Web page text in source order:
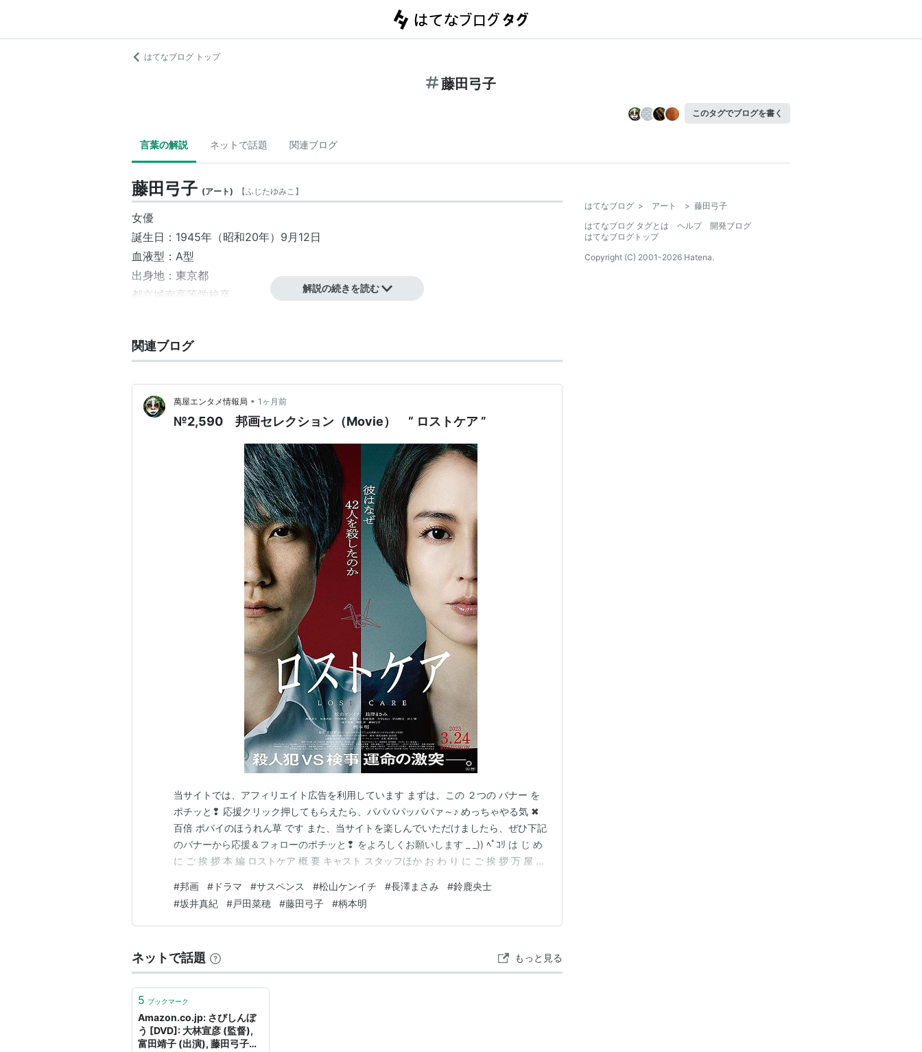
はてなブログ トップ
藤田弓子
このタグでブログを書く
言葉の解説 ネットで話題 関連ブログ
藤田弓子 (アート) 【ふじたゆみこ 】
女優
誕生日：1945年（昭和20年）9月12日
血液型：A型
出身地：東京都
都立城南高等学校卒
1968年、NHK朝の連続テレビ小説「あしたこそ」のヒロインに抜擢。
1984年、放送作家の河野洋と結婚。
1985年公開の映画「さびしんぼう」で第14回キネマ旬報ベスト・テン最優秀助演女
優賞、第9回アカデミー賞助演女優賞受賞（「瀬降り物語」も含む）受賞。
NHK朝のテレビ小説あしたこそ
NHK朝のテレビ小説マー姉ちゃん
ビートたけしの刑事ヨロシク
欽ちゃんの仮装大賞
連想ゲーム
遠くへ行きたい
午後は○○おもいッきりテレビ
新・赤かぶ検事奮戦記
大改造!!劇的ビフォーアフター
明日の光をつかめ
CM
解説の続きを読む
関連ブログ
萬屋エンタメ情報局 • 1ヶ月前
№2,590 邦画セレクション（Movie） “ ロストケア ”
当サイトでは、アフィリエイト広告を利用しています まずは、この ２つの バナー を
ポチッと❢ 応援クリック押してもらえたら、パパパパッパパァ～♪ めっちゃやる気 ✖
百倍 ポパイのほうれん草 です また、当サイトを楽しんでいただけましたら、ぜひ下記
のバナーから応援＆フォローのポチッと❢ をよろしくお願いします _ _)) ﾍﾟｺﾘ は じ め
に ご 挨 拶 本 編 ロストケア 概 要 キャスト スタッフほか お わ り に ご 挨 拶 万 屋 掲
イのほうれん草 は じ め に ご 挨 拶 本日も、め…
#邦画 # ドラマ #サスペンス #松山ケンイチ #長澤まさみ #鈴鹿央士
#坂井真紀 #戸田菜穂 #藤田弓子 #柄本明
ネットで話題 もっと見る
5 ブックマーク
Amazon.co.jp: さびしんぼ
う [DVD]: 大林宣彦 (監督),
富田靖子 (出演), 藤田弓子
はてなブログ > アート > 藤田弓子
はてなブログ タグとは
ヘルプ
開発ブログ
はてなブログトップ
Copyright (C) 2001-2026 Hatena.